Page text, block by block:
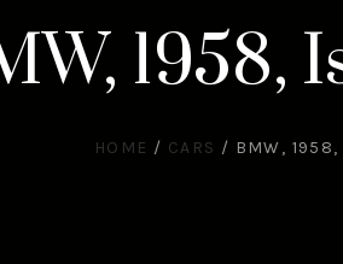
1958,
HOME / CARS / BMW,